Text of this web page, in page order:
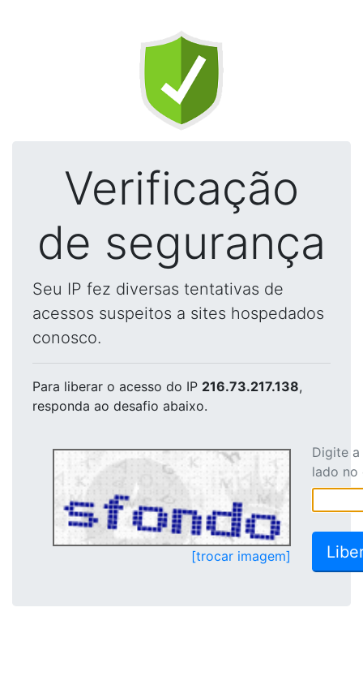
Verificação
de segurança
Seu IP fez diversas tentativas de
acessos suspeitos a sites hospedados
conosco.
Para liberar o acesso do IP 216.73.217.138,
responda ao desafio abaixo.
[trocar imagem]
Digite
lado no